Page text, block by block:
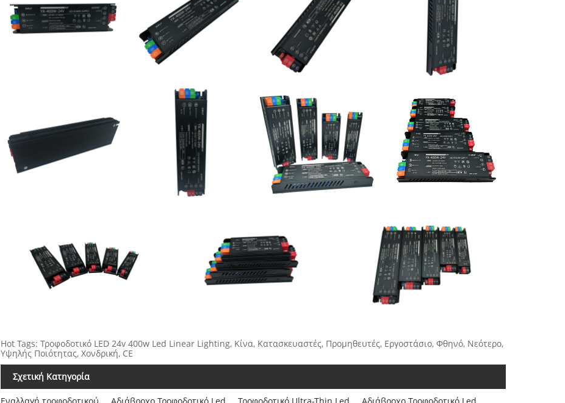
Hot Tags: Τροφοδοτικό LED 24v 400w Led Linear Lighting, Κίνα, Κατασκευαστές, Προμηθευτές, Εργοστάσιο, Φθηνό, Νεότερο,
Υψηλής Ποιότητας, Χονδρική, CE
Σχετική Κατηγορία
Εναλλαγή τροφοδοτικού Αδιάβροχο Τροφοδοτικό Led Τροφοδοτικό Ultra-Thin Led Αδιάβροχο Τροφοδοτικό Led